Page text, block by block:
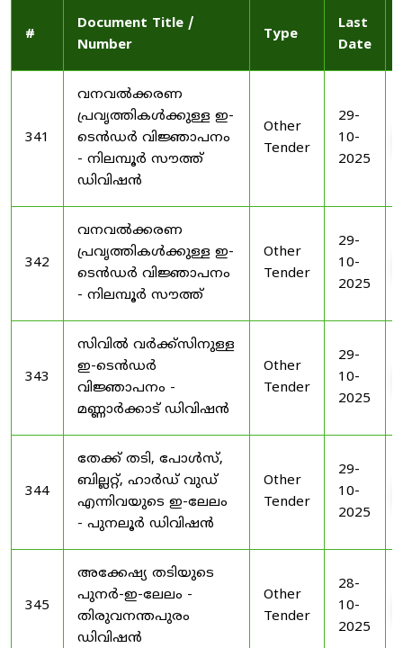
#
Document Title /
Number
Type
Last
Date
341
വനവൽക്കരണ
പ്രവൃത്തികൾക്കുള്ള ഇ-
ടെൻഡർ വിജ്ഞാപനം
- നിലമ്പൂർ സൗത്ത്
ഡിവിഷൻ
Other
Tender
29-
10-
2025
342
വനവൽക്കരണ
പ്രവൃത്തികൾക്കുള്ള ഇ-
ടെൻഡർ വിജ്ഞാപനം
- നിലമ്പൂർ സൗത്ത്
Other
Tender
29-
10-
2025
343
സിവിൽ വർക്ക്സിനുള്ള
ഇ-ടെൻഡർ
വിജ്ഞാപനം -
മണ്ണാർക്കാട് ഡിവിഷൻ
Other
Tender
29-
10-
2025
344
തേക്ക് തടി, പോൾസ്,
ബില്ലറ്റ്, ഹാർഡ് വുഡ്
എന്നിവയുടെ ഇ-ലേലം
- പുനലൂർ ഡിവിഷൻ
Other
Tender
29-
10-
2025
345
അക്കേഷ്യ തടിയുടെ
പുനർ-ഇ-ലേലം -
തിരുവനന്തപുരം
ഡിവിഷൻ
Other
Tender
28-
10-
2025